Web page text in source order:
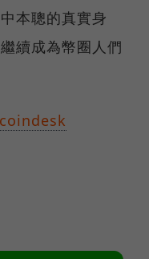
本聰的真實身
續成為幣圈人們
coindesk